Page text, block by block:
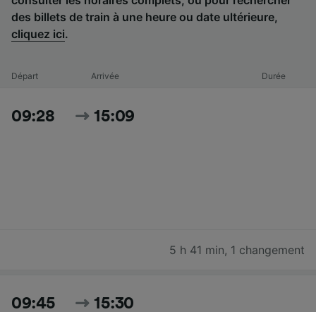
des billets de train à une heure ou date ultérieure,
cliquez ici.
Départ Arrivée Durée
09:28 15:09
5 h 41 min, 1 changement
09:45 15:30